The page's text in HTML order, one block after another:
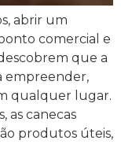
abrir um
comercial e
que a
empreender,
qualquer lugar.
as canecas
produtos úteis,